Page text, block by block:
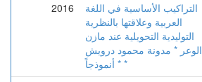
2016
التراكيب الأساسية في اللغة
العربية وعلاقتها بالنظرية
التوليدية التحويلية عند مازن
الوعر * مدونة محمود درويش
* أنموذجاً *